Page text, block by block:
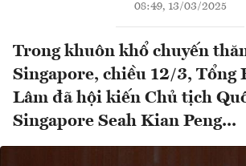
08:49, 13/03/2025
Trong khuôn khổ chuyến
Singapore, chiều 12/3, Tổng
Lâm đã hội kiến Chủ tịch
Singapore Seah Kian Peng...